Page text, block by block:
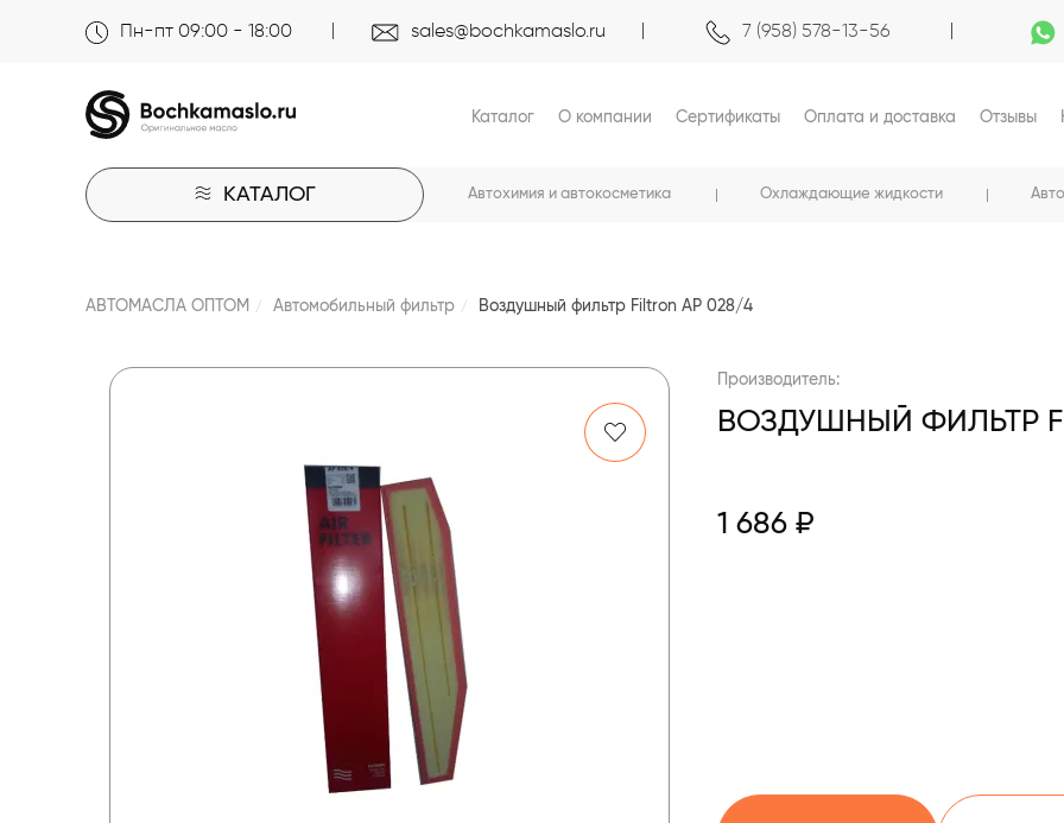
Пн-пт 09:00 - 18:00 sales@bochkamaslo.ru 7 (958) 578-13-56
Каталог О компании Сертификаты Оплата и доставка Отзывы
КАТАЛОГ Автохимия и автокосметика Охлаждающие жидкости
АВТОМАСЛА ОПТОМ Автомобильный фильтр Воздушный фильтр Filtron AP 028/4
Производитель:
ВОЗДУШНЫЙ ФИЛЬТР
1 686 ₽